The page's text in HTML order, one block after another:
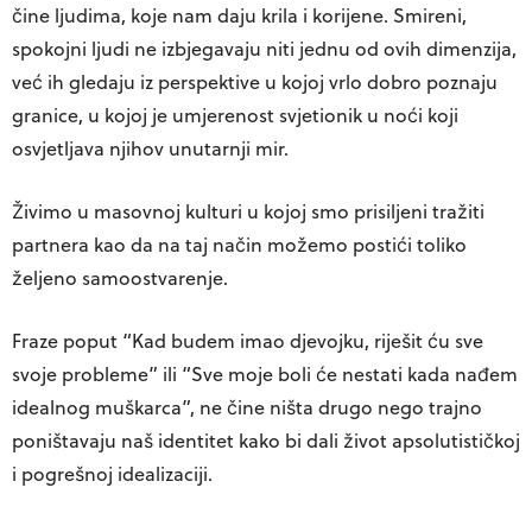
čine ljudima, koje nam daju krila i korijene. Smireni,
spokojni ljudi ne izbjegavaju niti jednu od ovih dimenzija,
već ih gledaju iz perspektive u kojoj vrlo dobro poznaju
granice, u kojoj je umjerenost svjetionik u noći koji
osvjetljava njihov unutarnji mir.
Živimo u masovnoj kulturi u kojoj smo prisiljeni tražiti
partnera kao da na taj način možemo postići toliko
željeno samoostvarenje.
Fraze poput “Kad budem imao djevojku, riješit ću sve
svoje probleme” ili “Sve moje boli će nestati kada nađem
idealnog muškarca”, ne čine ništa drugo nego trajno
poništavaju naš identitet kako bi dali život apsolutističkoj
i pogrešnoj idealizaciji.